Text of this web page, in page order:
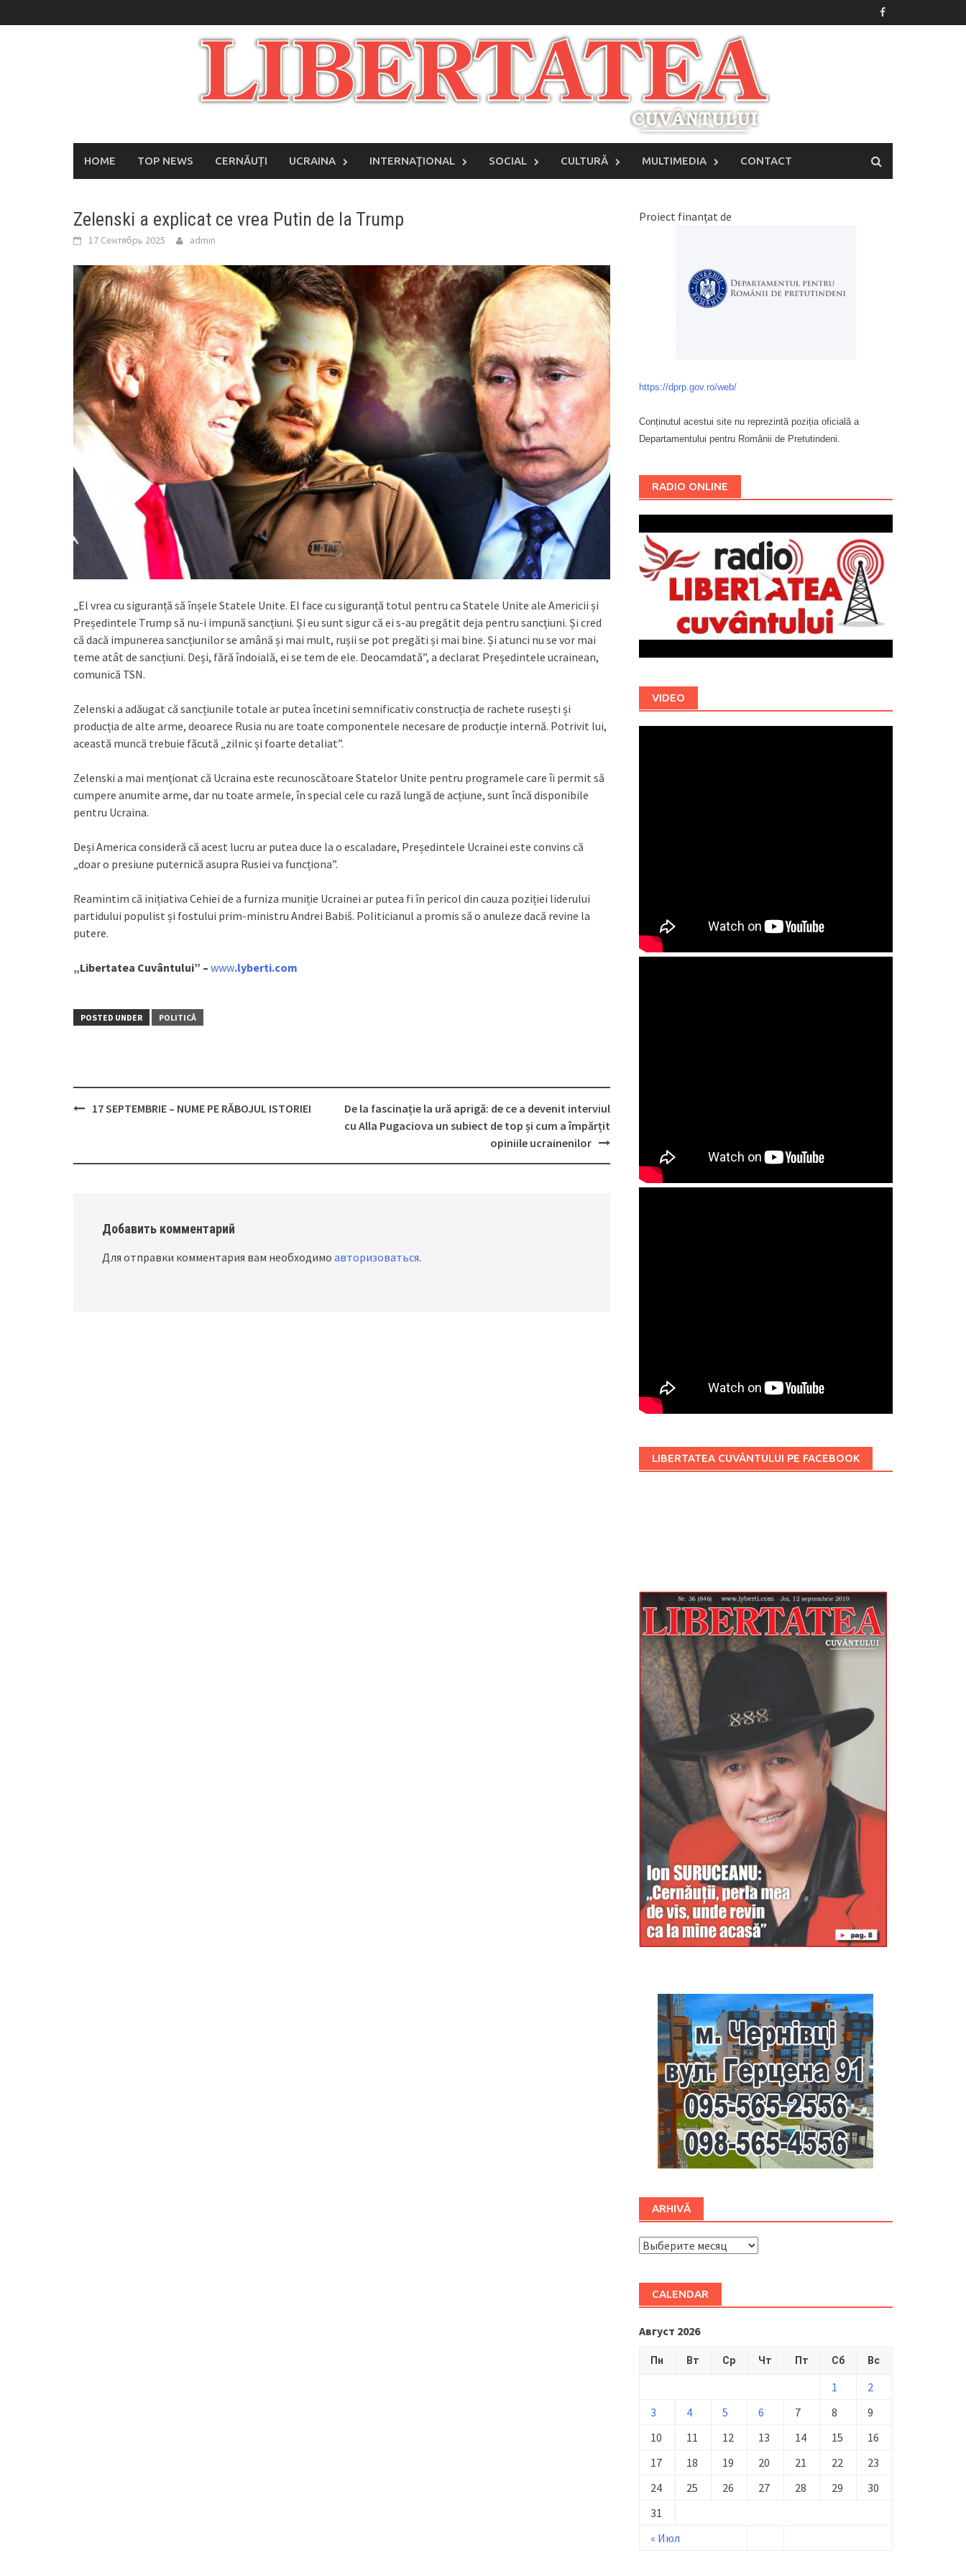
to
HOME TOP NEWS CERNĂUȚI UCRAINA INTERNAŢIONAL SOCIAL CULTURĂ MULTIMEDIA CONTACT
Zelenski a explicat ce vrea Putin de la Trump
17 Сентябрь 2025 admin
„El vrea cu siguranță să înșele Statele Unite. El face cu siguranță totul pentru ca Statele Unite ale Americii și
Președintele Trump să nu-i impună sancțiuni. Și eu sunt sigur că ei s-au pregătit deja pentru sancțiuni. Și cred
că dacă impunerea sancțiunilor se amână și mai mult, rușii se pot pregăti și mai bine. Și atunci nu se vor mai
teme atât de sancțiuni. Deși, fără îndoială, ei se tem de ele. Deocamdată”, a declarat Președintele ucrainean,
comunică TSN.
Zelenski a adăugat că sancțiunile totale ar putea încetini semnificativ construcția de rachete rusești și
producția de alte arme, deoarece Rusia nu are toate componentele necesare de producție internă. Potrivit lui,
această muncă trebuie făcută „zilnic și foarte detaliat”.
Zelenski a mai menționat că Ucraina este recunoscătoare Statelor Unite pentru programele care îi permit să
cumpere anumite arme, dar nu toate armele, în special cele cu rază lungă de acțiune, sunt încă disponibile
pentru Ucraina.
Deși America consideră că acest lucru ar putea duce la o escaladare, Președintele Ucrainei este convins că
„doar o presiune puternică asupra Rusiei va funcționa”.
Reamintim că inițiativa Cehiei de a furniza muniție Ucrainei ar putea fi în pericol din cauza poziției liderului
partidului populist și fostului prim-ministru Andrei Babiš. Politicianul a promis să o anuleze dacă revine la
putere.
„Libertatea Cuvântului” – www.lyberti.com
POSTED UNDER POLITICĂ
17 SEPTEMBRIE – NUME PE RĂBOJUL ISTORIEI
De la fascinație la ură aprigă: de ce a devenit interviul
cu Alla Pugaciova un subiect de top și cum a împărțit
opiniile ucrainenilor
Добавить комментарий
Для отправки комментария вам необходимо авторизоваться.
Proiect finanțat de
https://dprp.gov.ro/web/
Conținutul acestui site nu reprezintă poziția oficială a
Departamentului pentru Românii de Pretutindeni.
RADIO ONLINE
VIDEO
LIBERTATEA CUVÂNTULUI PE FACEBOOK
ARHIVĂ
ARHIVĂ
CALENDAR
Август 2026
Пн Вт Ср Чт Пт Сб Вс
« Июл
1
2
3
4 5 6 7 8
9
10
11 12 13 14 15
16
17
18 19 20 21 22
23
24
25 26 27 28 29
30
31